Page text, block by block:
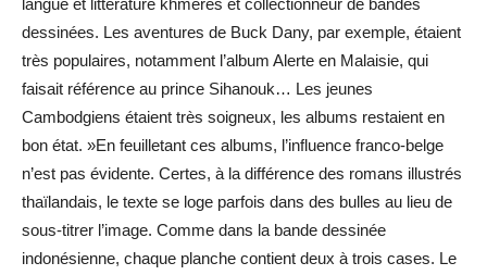
langue et littérature khmères et collectionneur de bandes
dessinées. Les aventures de Buck Dany, par exemple, étaient
très populaires, notamment l’album Alerte en Malaisie, qui
faisait référence au prince Sihanouk… Les jeunes
Cambodgiens étaient très soigneux, les albums restaient en
bon état. »En feuilletant ces albums, l’influence franco-belge
n’est pas évidente. Certes, à la différence des romans illustrés
thaïlandais, le texte se loge parfois dans des bulles au lieu de
sous-titrer l’image. Comme dans la bande dessinée
indonésienne, chaque planche contient deux à trois cases. Le